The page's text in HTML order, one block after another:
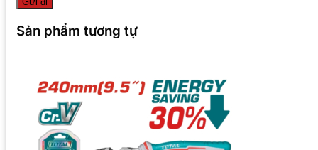
Sản phẩm tương tự